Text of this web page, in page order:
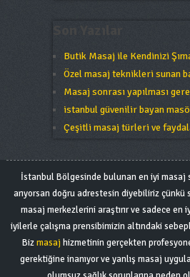
Butik Masaj ile Kendinizi
Özel masaj teknikleri sunan
Masaj sonrası yapılması
istanbul güvenilir bayan
Çeşitli masaj türleri ve
İstanbul Bölgesinde bulunan en iyi masaj
arıyorsan doğru adrestesin diyebiliriz
masaj merkezlerini araştırır ve sadece en
iyilerle çalışma prensibimizin altındaki
Bizmasaj hizmetinin gerçekten
gerektiğine inanıyor ve yanlış masaj